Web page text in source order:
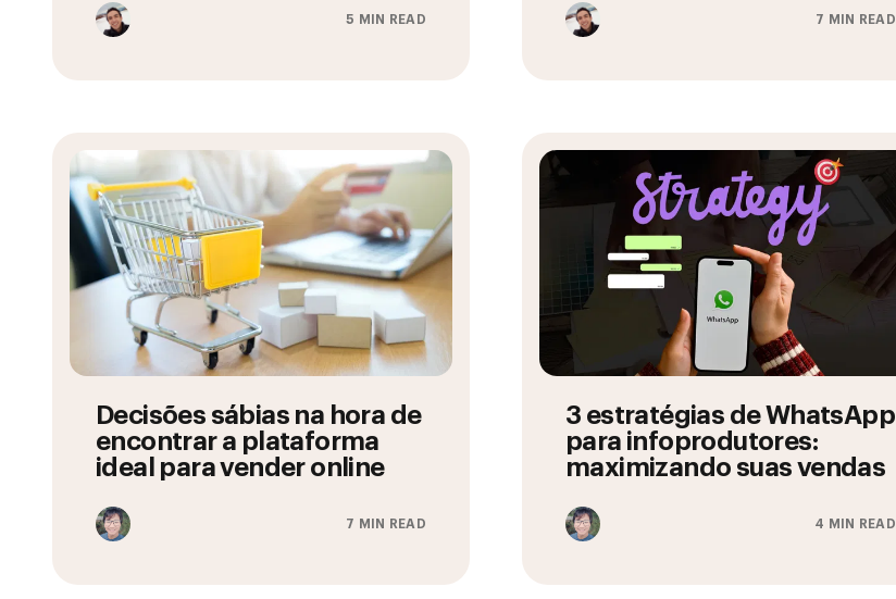
pagamento não contam5 MIN READ 7 MIN READ
Decisões sábias na hora de
encontrar a plataforma
ideal para vender online
7 MIN READ
3 estratégias de WhatsApp
para infoprodutores:
maximizando suas vendas
4 MIN READ